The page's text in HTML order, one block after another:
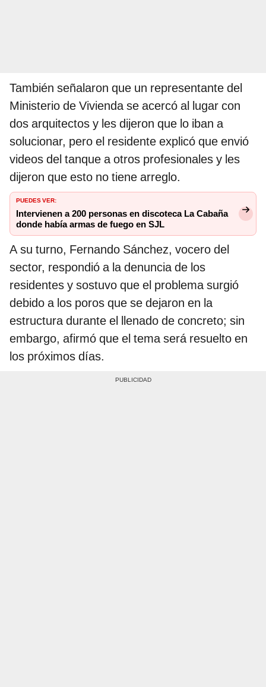
También señalaron que un representante del
Ministerio de Vivienda se acercó al lugar con
dos arquitectos y les dijeron que lo iban a
solucionar, pero el residente explicó que envió
videos del tanque a otros profesionales y les
dijeron que esto no tiene arreglo.
PUEDES VER:
Intervienen a 200 personas en discoteca La Cabaña
donde había armas de fuego en SJL
A su turno, Fernando Sánchez, vocero del
sector, respondió a la denuncia de los
residentes y sostuvo que el problema surgió
debido a los poros que se dejaron en la
estructura durante el llenado de concreto; sin
embargo, afirmó que el tema será resuelto en
los próximos días.